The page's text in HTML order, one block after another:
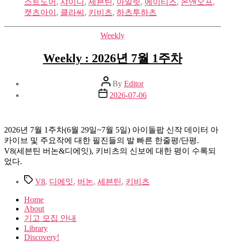
캣츠아이 , 클라씨 , 키비츠, 하츠투하츠
Categories
Weekly
Weekly : 2026년 7월 1주차
Post
author
By Editor
Post
date
2026-07-06
2026년 7월 1주차(6월 29일~7월 5일) 아이돌팝 신작 데이터 아
카이브 및 주요작에 대한 필진들의 발 빠른 한줄평/단평.
V8(세븐틴 버논&디에잇), 키비츠의 신보에 대한 평이 수록되
었다.
TagsV8, 디에잇, 버논, 세븐틴, 키비츠
Home
About
기고 모집 안내
Library
Discovery!